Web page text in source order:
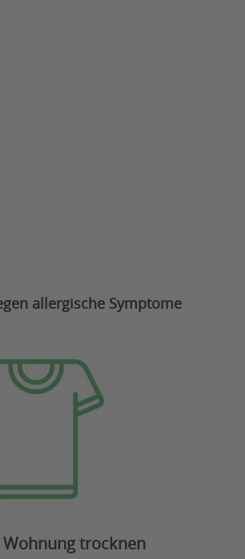
trocknen
allergische Symptome